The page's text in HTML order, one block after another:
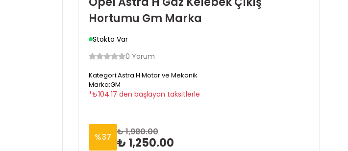
Hortumu Gm Marka
Stokta Var
0 Yorum
Kategori:Astra H Motor ve Mekanik
Marka:GM
*₺104.17 den başlayan taksitlerle
%37 ₺ 1,980.00
₺ 1,250.00